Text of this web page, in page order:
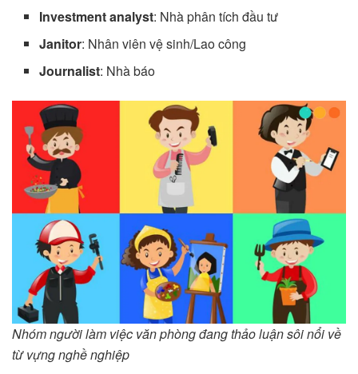
Investment analyst: Nhà phân tích đầu tư
Janitor: Nhân viên vệ sinh/Lao công
Journalist: Nhà báo
Nhóm người làm việc văn phòng đang thảo luận sôi nổi về
từ vựng nghề nghiệp